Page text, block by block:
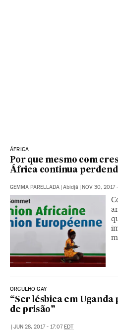
ÁFRICA
Por que mesmo com
África continua
GEMMA PARELLADA Abidjã NOV 30, 2017
ORGULHO GAY
“Ser lésbica em Uganda
de prisão”
JUN 28, 2017 - 17:07 EDT